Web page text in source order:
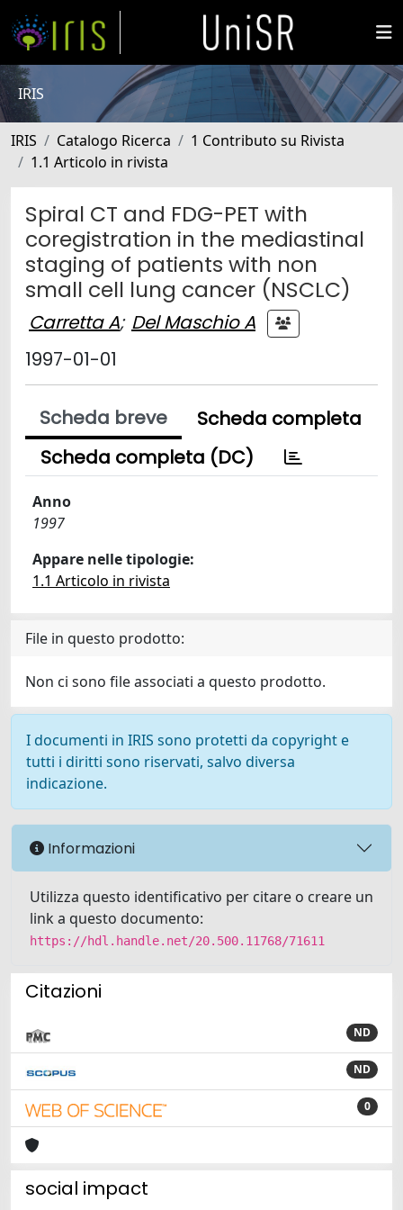
IRIS
IRIS Catalogo Ricerca
1 Contributo su Rivista
1.1 Articolo in rivista
Spiral CT and FDG-PET with
coregistration in the mediastinal
staging of patients with non
small cell lung cancer (NSCLC)
Carretta A; Del Maschio A
1997-01-01
Scheda breve
Scheda completa
Scheda completa (DC)
Anno
1997
Appare nelle tipologie:
1.1 Articolo in rivista
File in questo prodotto:
Non ci sono file associati a questo prodotto.
I documenti in IRIS sono protetti da copyright e
tutti i diritti sono riservati, salvo diversa
indicazione.
Informazioni
Utilizza questo identificativo per citare o creare un
link a questo documento:
https://hdl.handle.net/20.500.11768/71611
Citazioni
ND
ND
0
social impact